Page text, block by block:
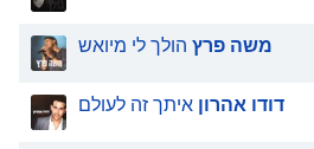
משה פרץ הולך לי מיואש
דודו אהרון איתך זה לעולם